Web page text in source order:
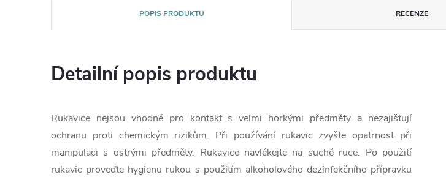
POPIS PRODUKTU RECENZE
Detailní popis produktu
Rukavice nejsou vhodné pro kontakt s velmi horkými předměty a nezajišťují
ochranu proti chemickým rizikům. Při používání rukavic zvyšte opatrnost při
manipulaci s ostrými předměty. Rukavice navlékejte na suché ruce. Po použití
rukavic proveďte hygienu rukou s použitím alkoholového dezinfekčního přípravku